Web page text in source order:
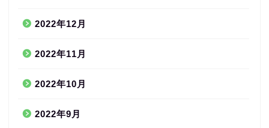
2022年12月
2022年11月
2022年10月
2022年9月